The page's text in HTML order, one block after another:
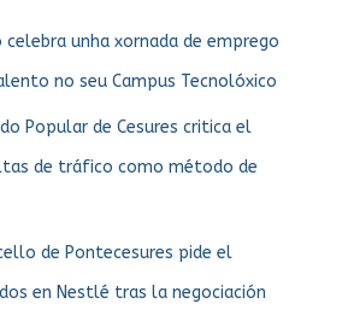
celebra unha xornada de emprego
no seu Campus Tecnolóxico
Popular de Cesures critica el
de tráfico como método de
de Pontecesures pide el
en Nestlé tras la negociación